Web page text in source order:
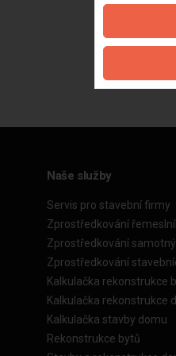
Naše služby
Servis pro stavební firmy
Zprostředkování
Zprostředkování
Zprostředkování
Kalkulačka rekonstrukce
Kalkulačka rekonstrukce
Kalkulačka stavby domu
Rekonstrukce bytů